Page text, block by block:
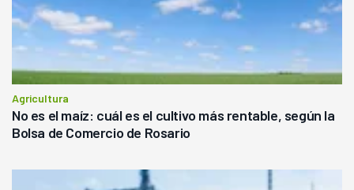
Agricultura
No es el maíz: cuál es el cultivo más rentable, según la
Bolsa de Comercio de Rosario